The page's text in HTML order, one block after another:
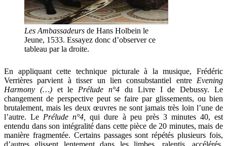
Les Ambassadeurs de Hans Holbein le
Jeune, 1533. Essayez donc d’observer ce
tableau par la droite.
En appliquant cette technique picturale à la musique, Frédéric
Verrières parvient à tisser un lien consubstantiel entre Evening
Harmony (…)et le Prélude n°4 du Livre I de Debussy. Le
changement de perspective peut se faire par glissements, ou bien
brutalement, mais les deux œuvres ne sont jamais très loin l’une de
l’autre. Le Prélude n°4,qui dure à peu près 3 minutes 40, est
entendu dans son intégralité dans cette pièce de 20 minutes, mais de
manière fragmentée. Certains passages sont répétés plusieurs fois,
d’autres glissent lentement dans les limbes, ralentis, accélérés,